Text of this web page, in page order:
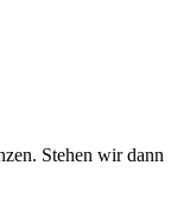
Stehen wir dann